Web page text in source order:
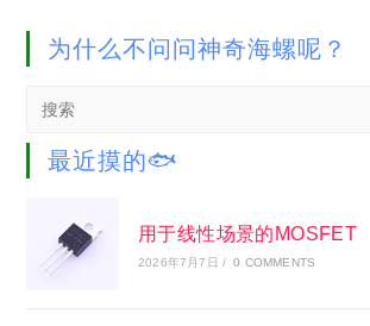
为什么不问问神奇海螺呢？
Search
website
最近摸的🐟
用于线性场景的MOSFET
2026年7月7日 / 0 COMMENTS